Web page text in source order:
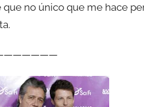
que no único que me hace